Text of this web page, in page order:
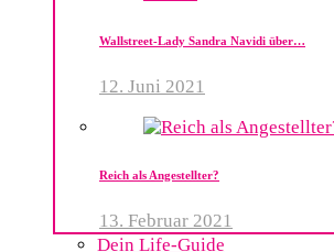
Wallstreet-Lady Sandra Navidi über…
12. Juni 2021
Reich als Angestellter?
13. Februar 2021
Dein Life-Guide